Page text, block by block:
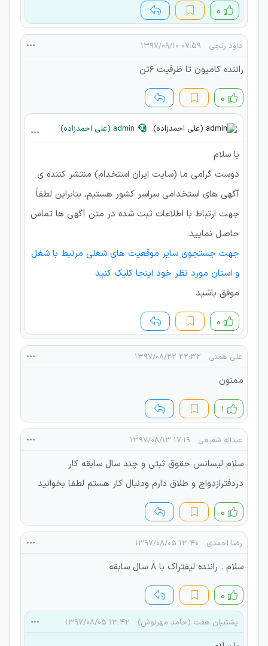
۰
داود رنجی ۰۷:۵۹ ۱۳۹۷/۰۹/۱۰
راننده کامیون تا ظرفیت ۶تن
۰
با سلام
دوست گرامی ما (سایت ایران استخدام) منتشر کننده ی
آگهی های استخدامی سراسر کشور هستیم، بنابراین لطفاً
جهت ارتباط با اطلاعات ثبت شده در متن آگهی ها تماس
حاصل نمایید.
جهت جستجوی سایر موقعیت های شغلی مرتبط با شغل
و استان مورد نظر خود اینجا کلیک کنید
موفق باشید
۰
علی همتی ۲۲:۳۲ ۱۳۹۷/۰۸/۲۲
ممنون
۱
عبداله شفیعی ۱۷:۱۹ ۱۳۹۷/۰۸/۱۳
سلام لیسانس حقوق ثبتی‌‌ و چند سال سابقه کار
دردفترازدواج و طلاق دارم ودنبال کار هستم لطفا بخوانید
۰
رضا احمدی ۱۳:۴۰ ۱۳۹۷/۰۸/۰۵
سلام . راننده لیفتراک با 8 سال سابقه
۰
پشتیبان هفت (حامد مهرنوش) ۱۳:۴۲ ۱۳۹۷/۰۸/۰۵